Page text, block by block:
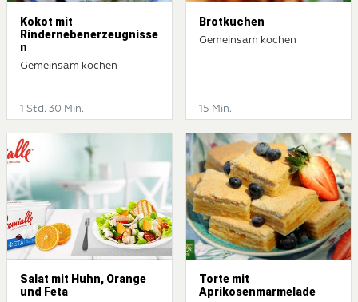
Kokot mit
Rindernebenerzeugnisse
n
Gemeinsam kochen
1 Std. 30 Min.
Brotkuchen
Gemeinsam kochen
15 Min.
Salat mit Huhn, Orange
und Feta
Torte mit
Aprikosenmarmelade